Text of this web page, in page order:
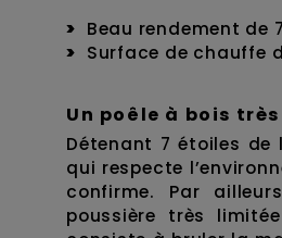
Beau rendement de
Surface de chauffe
Un poêle à bois
Détenant 7 étoiles de
qui respecte
confirme. Par
poussière très